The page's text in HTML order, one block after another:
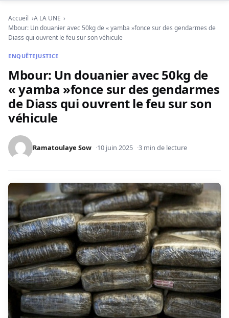
Accueil
A LA UNE
Mbour: Un douanier avec 50kg de « yamba »fonce sur des gendarmes de
Diass qui ouvrent le feu sur son véhicule
ENQUÊTEJUSTICE
Mbour: Un douanier avec 50kg de
« yamba »fonce sur des gendarmes
de Diass qui ouvrent le feu sur son
véhicule
Ramatoulaye Sow 10 juin 2025 3 min de lecture